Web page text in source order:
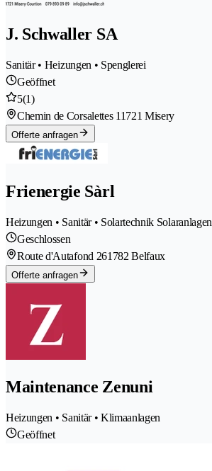
J. Schwaller SA
Sanitär • Heizungen • Spenglerei
Geöffnet
5(1)
Chemin de Corsalettes 11721 Misery
Offerte anfragen
Frienergie Sàrl
Heizungen • Sanitär • Solartechnik Solaranlagen
Geschlossen
Route d'Autafond 261782 Belfaux
Offerte anfragen
Maintenance Zenuni
Heizungen • Sanitär • Klimaanlagen
Geöffnet